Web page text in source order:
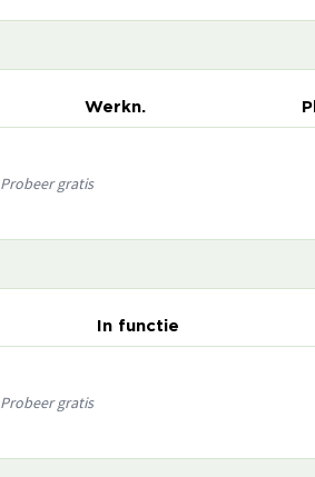
Werkn.
Probeer gratis
In functie
Probeer gratis